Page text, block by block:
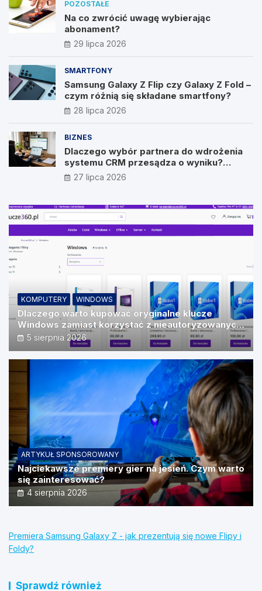
POZOSTAŁE
Na co zwrócić uwagę wybierając
abonament?
29 lipca 2026
SMARTFONY
Samsung Galaxy Z Flip czy Galaxy Z Fold –
czym różnią się składane smartfony?
28 lipca 2026
BIZNES
Dlaczego wybór partnera do wdrożenia
systemu CRM przesądza o wyniku?
Wywiad z Pawłem Prymakowskim, CEO IT
Vision
27 lipca 2026
KOMPUTERY WINDOWS
Dlaczego warto kupować oryginalne klucze
Windows zamiast korzystać z nieautoryzowanych
źródeł?
5 sierpnia 2026
ARTYKUŁ SPONSOROWANY
Najciekawsze premiery gier na jesień. Czym warto
się zainteresować?
4 sierpnia 2026
Premiera Samsung Galaxy Z - jak prezentują się nowe Flipy i
Foldy?
Sprawdź również